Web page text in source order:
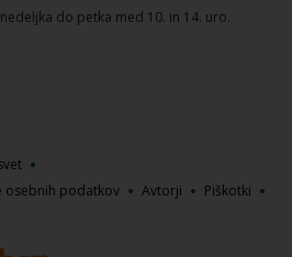
do petka med 10. in 14. uro.
osebnih podatkov
Avtorji
Piškotki